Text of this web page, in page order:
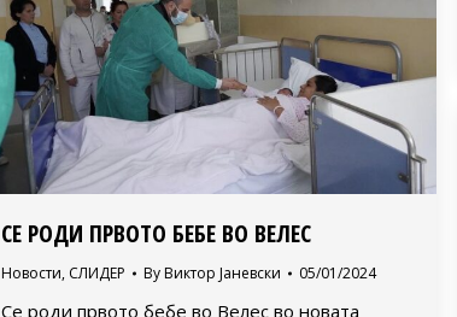
СЕ РОДИ ПРВОТО БЕБЕ ВО ВЕЛЕС
Новости, СЛИДЕР By Виктор Јаневски 05/01/2024
Се роди првото бебе во Велес во новата